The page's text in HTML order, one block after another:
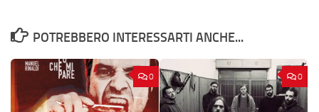
POTREBBERO INTERESSARTI ANCHE...
0 0